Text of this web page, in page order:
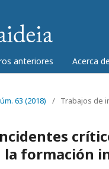
anteriores Acerca
63 (2018) / Trabajos de
la formación